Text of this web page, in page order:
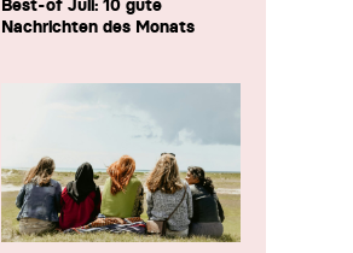
Best-of Juli: 10 gute
Nachrichten des Monats